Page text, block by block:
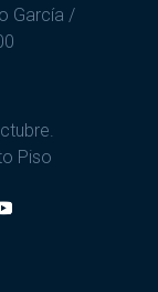
García /
Piso